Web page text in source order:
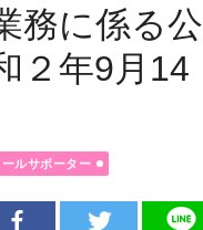
務に係る公
２年9月14
ルサポーター